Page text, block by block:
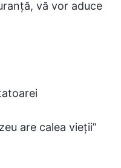
vă vor aduce
are calea vieții”